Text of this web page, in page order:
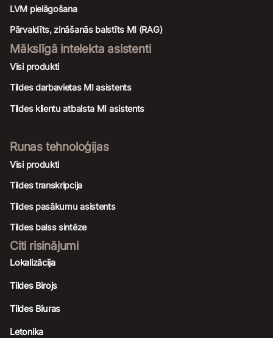
LVM pielāgošana
Pārvaldīts, zināšanās balstīts MI (RAG)
Mākslīgā intelekta asistenti
Visi produkti
Tildes darbavietas MI asistents
Tildes klientu atbalsta MI asistents
Runas tehnoloģijas
Visi produkti
Tildes transkripcija
Tildes pasākumu asistents
Tildes balss sintēze
Citi risinājumi
Lokalizācija
Tildes Birojs
Tildes Biuras
Letonika